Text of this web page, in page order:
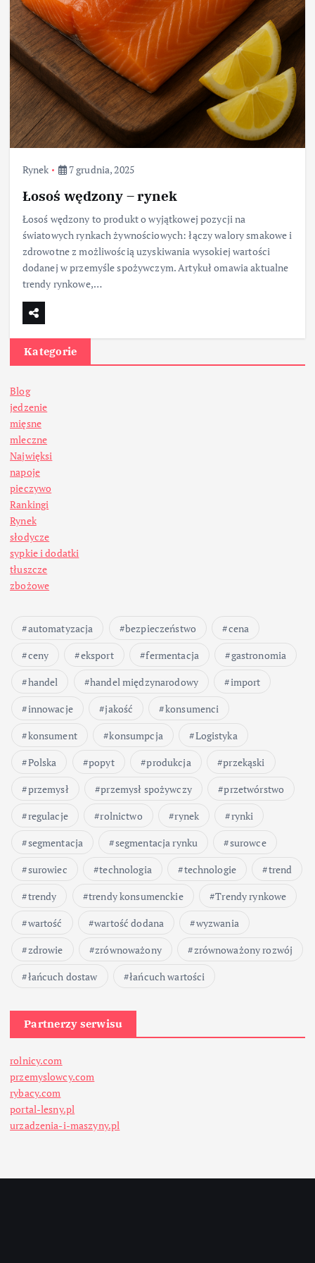
Rynek 7 grudnia, 2025
Łosoś wędzony – rynek
Łosoś wędzony to produkt o wyjątkowej pozycji na
światowych rynkach żywnościowych: łączy walory smakowe i
zdrowotne z możliwością uzyskiwania wysokiej wartości
dodanej w przemyśle spożywczym. Artykuł omawia aktualne
trendy rynkowe,…
Kategorie
Blog
jedzenie
mięsne
mleczne
Najwięksi
napoje
pieczywo
Rankingi
Rynek
słodycze
sypkie i dodatki
tłuszcze
zbożowe
automatyzacja bezpieczeństwo
cena
ceny
eksport fermentacja
gastronomia
handel
handel międzynarodowy
import
innowacje
jakość
konsumenci
konsument
konsumpcja
Logistyka
Polska
popyt produkcja
przekąski
przemysł
przemysł spożywczy
przetwórstwo
regulacje
rolnictwo rynek
rynki
segmentacja
segmentacja rynku
surowce
surowiec
technologia technologie
trend
trendy
trendy konsumenckie
Trendy rynkowe
wartość
wartość dodana
wyzwania
zdrowie
zrównoważony
zrównoważony rozwój
łańcuch dostaw
łańcuch wartości
Partnerzy serwisu
rolnicy.com
przemyslowcy.com
rybacy.com
portal-lesny.pl
urzadzenia-i-maszyny.pl